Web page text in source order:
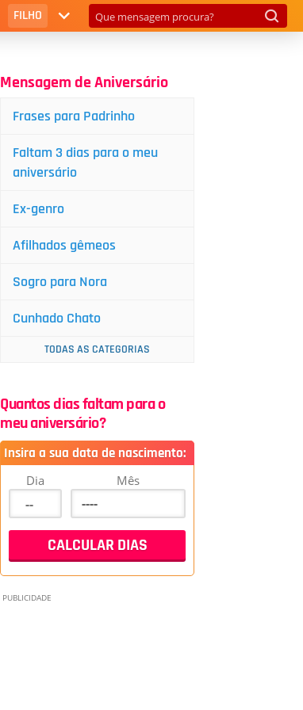
FILHO
Mensagem de Aniversário
Frases para Padrinho
Faltam 3 dias para o meu
aniversário
Ex-genro
Afilhados gêmeos
Sogro para Nora
Cunhado Chato
TODAS AS CATEGORIAS
Quantos dias faltam para o
meu aniversário?
Insira a sua data de nascimento:
Dia Mês